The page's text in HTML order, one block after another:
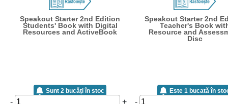
Speakout Starter 2nd Edition
Students' Book with Digital
Resources and ActiveBook
Sunt 2 bucăți în stoc
- +
Speakout Starter 2nd
Teacher's Book
Resource and
Disc
Este 1 bucată în
-